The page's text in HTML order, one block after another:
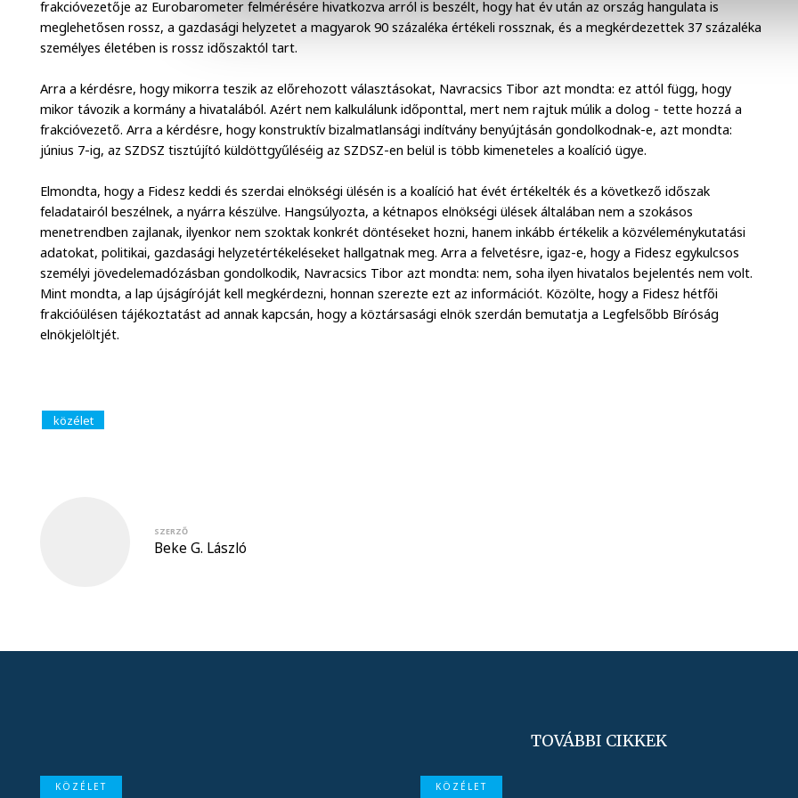
frakcióvezetője az Eurobarometer felmérésére hivatkozva arról is beszélt, hogy hat év után az ország hangulata is
meglehetősen rossz, a gazdasági helyzetet a magyarok 90 százaléka értékeli rossznak, és a megkérdezettek 37 százaléka
személyes életében is rossz időszaktól tart.
Arra a kérdésre, hogy mikorra teszik az előrehozott választásokat, Navracsics Tibor azt mondta: ez attól függ, hogy
mikor távozik a kormány a hivatalából. Azért nem kalkulálunk időponttal, mert nem rajtuk múlik a dolog - tette hozzá a
frakcióvezető. Arra a kérdésre, hogy konstruktív bizalmatlansági indítvány benyújtásán gondolkodnak-e, azt mondta:
június 7-ig, az SZDSZ tisztújító küldöttgyűléséig az SZDSZ-en belül is több kimeneteles a koalíció ügye.
Elmondta, hogy a Fidesz keddi és szerdai elnökségi ülésén is a koalíció hat évét értékelték és a következő időszak
feladatairól beszélnek, a nyárra készülve. Hangsúlyozta, a kétnapos elnökségi ülések általában nem a szokásos
menetrendben zajlanak, ilyenkor nem szoktak konkrét döntéseket hozni, hanem inkább értékelik a közvéleménykutatási
adatokat, politikai, gazdasági helyzetértékeléseket hallgatnak meg. Arra a felvetésre, igaz-e, hogy a Fidesz egykulcsos
személyi jövedelemadózásban gondolkodik, Navracsics Tibor azt mondta: nem, soha ilyen hivatalos bejelentés nem volt.
Mint mondta, a lap újságíróját kell megkérdezni, honnan szerezte ezt az információt. Közölte, hogy a Fidesz hétfői
frakcióülésen tájékoztatást ad annak kapcsán, hogy a köztársasági elnök szerdán bemutatja a Legfelsőbb Bíróság
elnökjelöltjét.
közélet
SZERZŐ
Beke G. László
TOVÁBBI CIKKEK
KÖZÉLET KÖZÉLET